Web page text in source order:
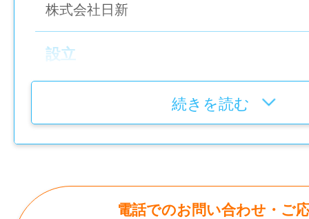
加入保険等
社会保険完備（雇用・健康・労災・厚生）
月平均25時間
免許・資格
就業時間
②20：10〜05：30
80分
株式会社日新
設立
1998年（平成10年）
代表者
佐藤 一郎
資本金
続きを読む
電話でのお問い合わせ・ご